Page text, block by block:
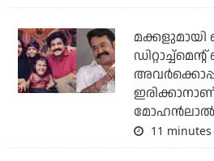
മക്കളുമായി
മോഹൻലാൽ
11